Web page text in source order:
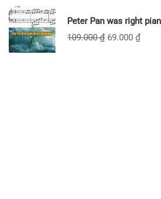
Peter Pan was right
109.000₫ 69.000 ₫